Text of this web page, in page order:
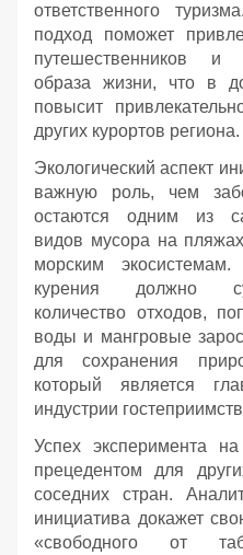
ответственного
подход поможет
путешественников и
образа жизни, что в
повысит
других курортов региона.
Экологический аспект
важную роль, чем
остаются одним из
видов мусора на
морским
курения должно
количество отходов,
воды и мангровые
для сохранения
который является
индустрии
Успех эксперимента
прецедентом для
соседних стран.
инициатива докажет
«свободного от